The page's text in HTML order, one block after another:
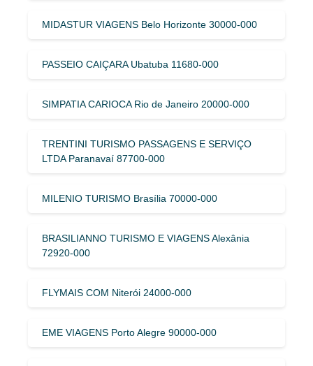
MIDASTUR VIAGENS Belo Horizonte 30000-000
PASSEIO CAIÇARA Ubatuba 11680-000
SIMPATIA CARIOCA Rio de Janeiro 20000-000
TRENTINI TURISMO PASSAGENS E SERVIÇO
LTDA Paranavaí 87700-000
MILENIO TURISMO Brasília 70000-000
BRASILIANNO TURISMO E VIAGENS Alexânia
72920-000
FLYMAIS COM Niterói 24000-000
EME VIAGENS Porto Alegre 90000-000